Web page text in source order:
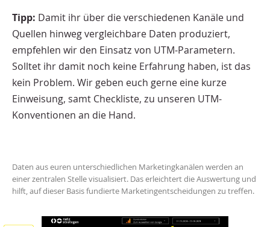
Tipp: Damit ihr über die verschiedenen Kanäle und
Quellen hinweg vergleichbare Daten produziert,
empfehlen wir den Einsatz von UTM-Parametern.
Solltet ihr damit noch keine Erfahrung haben, ist das
kein Problem. Wir geben euch gerne eine kurze
Einweisung, samt Checkliste, zu unseren UTM-
Konventionen an die Hand.
Daten aus euren unterschiedlichen Marketingkanälen werden an
einer zentralen Stelle visualisiert. Das erleichtert die Auswertung und
hilft, auf dieser Basis fundierte Marketingentscheidungen zu treffen.